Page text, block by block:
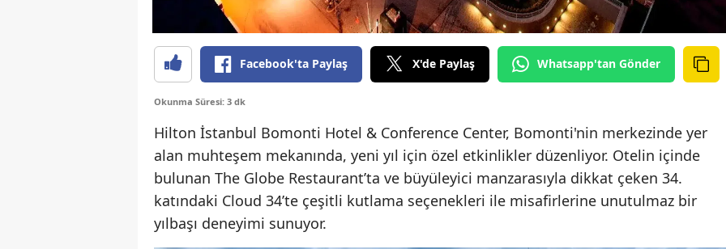
Facebook'ta Paylaş X'de Paylaş Whatsapp'tan Gönder
Okunma Süresi: 3 dk
Hilton İstanbul Bomonti Hotel & Conference Center, Bomonti'nin merkezinde yer
alan muhteşem mekanında, yeni yıl için özel etkinlikler düzenliyor. Otelin içinde
bulunan The Globe Restaurant’ta ve büyüleyici manzarasıyla dikkat çeken 34.
katındaki Cloud 34’te çeşitli kutlama seçenekleri ile misafirlerine unutulmaz bir
yılbaşı deneyimi sunuyor.